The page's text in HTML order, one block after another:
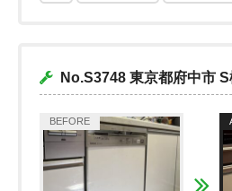
No.S3748 東京都府中市